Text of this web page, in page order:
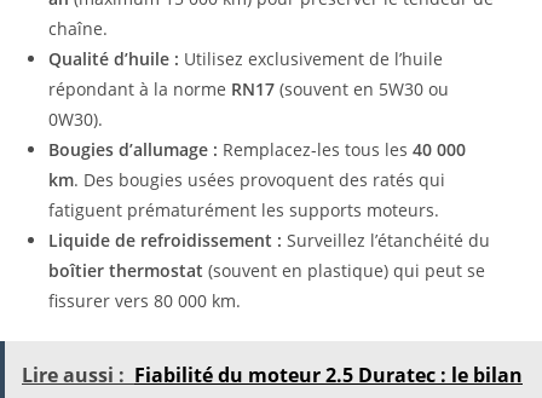
chaîne.
Qualité d’huile : Utilisez exclusivement de l’huile
répondant à la norme RN17 (souvent en 5W30 ou
0W30).
Bougies d’allumage : Remplacez-les tous les 40 000
km. Des bougies usées provoquent des ratés qui
fatiguent prématurément les supports moteurs.
Liquide de refroidissement : Surveillez l’étanchéité du
boîtier thermostat (souvent en plastique) qui peut se
fissurer vers 80 000 km.
Lire aussi : Fiabilité du moteur 2.5 Duratec : le bilan